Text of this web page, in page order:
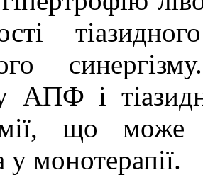
АПФ і
що
у монотерапії.